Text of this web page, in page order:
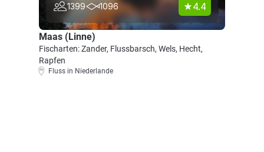
1399 1096 4.4
Maas (Linne)
Fischarten: Zander, Flussbarsch, Wels, Hecht,
Rapfen
Fluss in Niederlande